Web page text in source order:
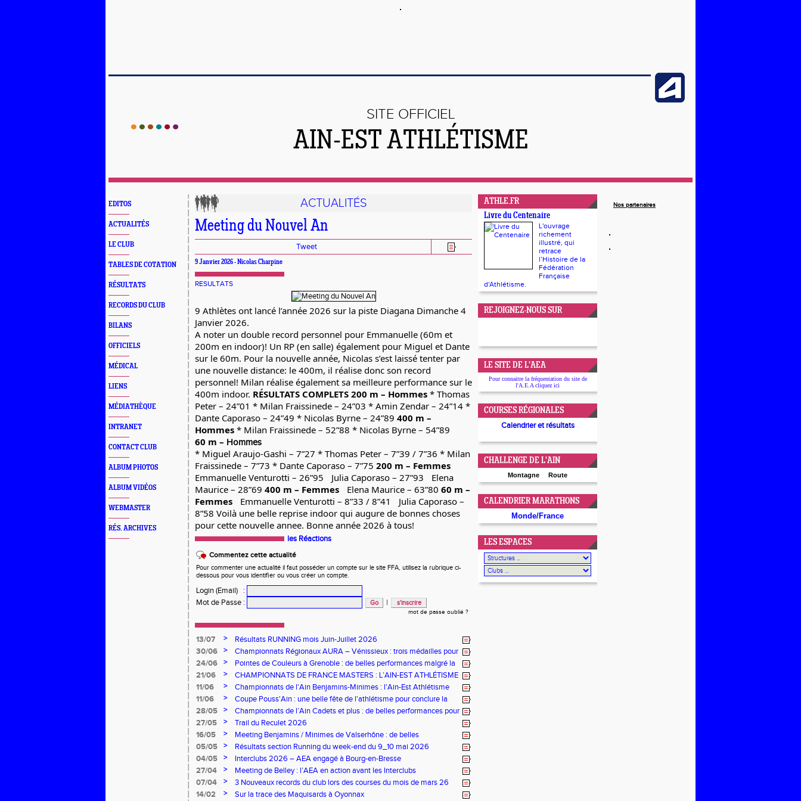
SITE OFFICIEL
AIN-EST ATHLÉTISME
EDITOS
ACTUALITÉS
LE CLUB
TABLES DE COTATION
RÉSULTATS
RECORDS DU CLUB
BILANS
OFFICIELS
MÉDICAL
LIENS
MÉDIATHÈQUE
INTRANET
CONTACT CLUB
ALBUM PHOTOS
ALBUM VIDÉOS
WEBMASTER
RÉS. ARCHIVES
ACTUALITÉS
Meeting du Nouvel An
Tweet
9 Janvier 2026 - Nicolas Charpine
RESULTATS
9 Athlètes ont lancé l’année 2026 sur la piste Diagana Dimanche 4
Janvier 2026.
A noter un double record personnel pour Emmanuelle (60m et
200m en indoor)! Un RP (en salle) également pour Miguel et Dante
sur le 60m. Pour la nouvelle année, Nicolas s’est laissé tenter par
une nouvelle distance: le 400m, il réalise donc son record
personnel! Milan réalise également sa meilleure performance sur le
400m indoor. RÉSULTATS COMPLETS 200 m – Hommes * Thomas
Peter – 24”01 * Milan Fraissinede – 24”03 * Amin Zendar – 24”14 *
Dante Caporaso – 24”49 * Nicolas Byrne – 24”89 400 m –
Hommes * Milan Fraissinede – 52”88 * Nicolas Byrne – 54”89
60 m – Hommes
* Miguel Araujo-Gashi – 7”27 * Thomas Peter – 7”39 / 7”36 * Milan
Fraissinede – 7”73 * Dante Caporaso – 7”75 200 m – Femmes
Emmanuelle Venturotti – 26”95 Julia Caporaso – 27”93 Elena
Maurice – 28”69 400 m – Femmes Elena Maurice – 63”80 60 m –
Femmes
Emmanuelle Venturotti – 8”33 / 8”41 Julia Caporaso –
8”58 Voilà une belle reprise indoor qui augure de bonnes choses
pour cette nouvelle annee. Bonne année 2026 à tous!
les Réactions
Commentez cette actualité
Pour commenter une actualité il faut posséder un compte sur le site FFA, utilisez la rubrique ci-
dessous pour vous identifier ou vous créer un compte.
Login (Email)
:
Mot de Passe : |
mot de passe oublié ?
13/07 >
Résultats RUNNING mois Juin-Juillet 2026
30/06
>
Championnats Régionaux AURA – Vénissieux : trois médailles pour
l'AEA !
24/06 >
Pointes de Couleurs à Grenoble : de belles performances malgré la
canicule
21/06 >
CHAMPIONNATS DE FRANCE MASTERS : L’AIN-EST ATHLÉTISME
À L’HONNEUR À ÉPINAL
11/06 >
Championnats de l'Ain Benjamins-Minimes : l'Ain-Est Athlétisme
brille à domicile
11/06 >
Coupe Pouss'Ain : une belle fête de l'athlétisme pour conclure la
saison
28/05 >
Championnats de l’Ain Cadets et plus : de belles performances pour
l’AEA à Bourg-en-Bresse
27/05 >
Trail du Reculet 2026
16/05
>
Meeting Benjamins / Minimes de Valserhône : de belles
performances pour l’AEA
05/05 >
Résultats section Running du week-end du 9_10 mai 2026
04/05
>
Interclubs 2026 – AEA engagé à Bourg-en-Bresse
27/04
>
Meeting de Belley : l’AEA en action avant les Interclubs
07/04
>
3 Nouveaux records du club lors des courses du mois de mars 26
14/02
>
Sur la trace des Maquisards à Oyonnax
ATHLE.FR
Livre du Centenaire
L'ouvrage
richement
illustré, qui
retrace
l’Histoire de la
Fédération
Française
d'Athlétisme.
REJOIGNEZ-NOUS SUR
LE SITE DE L'AEA
Pour connaitre la fréquentation du site de
l'A.E.A cliquez ici
COURSES RÉGIONALES
Calendrier et résultats
CHALLENGE DE L'AIN
Montagne Route
CALENDRIER MARATHONS
Monde/France
LES ESPACES
Nos partenaires